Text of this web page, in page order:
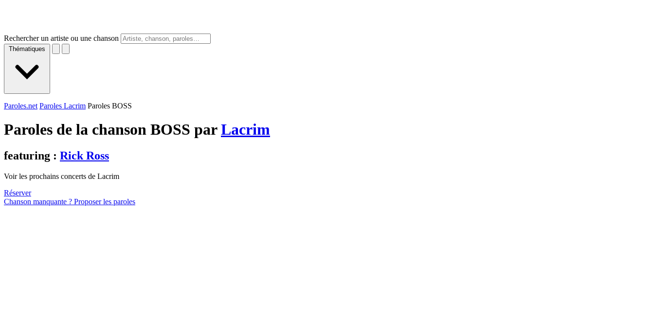
Rechercher un artiste ou une chanson
Thématiques
Paroles.net Paroles Lacrim Paroles BOSS
Paroles de la chanson BOSS parLacrim
featuring : Rick Ross
Voir les prochains concerts de Lacrim
Réserver
Chanson manquante ? Proposer les paroles